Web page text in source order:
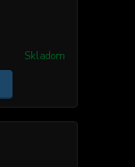
Skladom